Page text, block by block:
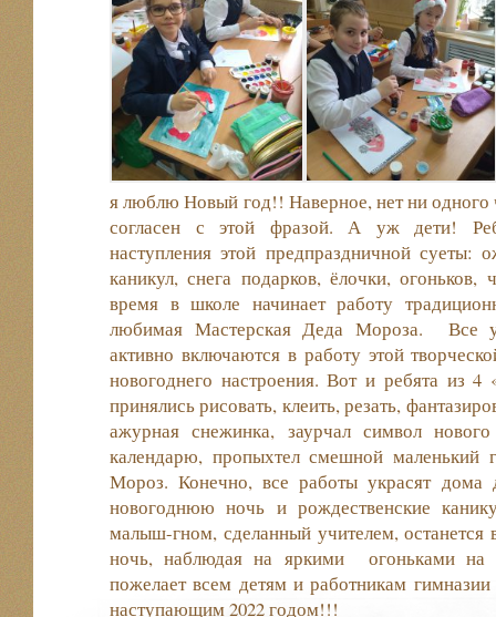
я люблю Новый год!! Наверное, нет ни одного
согласен с этой фразой. А уж дети!
наступления этой предпраздничной суеты:
каникул, снега подарков, ёлочки,
время в школе начинает работу
любимая Мастерская Деда Мороза. Все
активно включаются в работу этой
новогоднего настроения. Вот и ребята из 4
принялись рисовать, клеить, резать,
ажурная снежинка, заурчал символ
календарю, пропыхтел смешной
Мороз. Конечно, все работы украсят дома
новогоднюю ночь и рождественские
малыш-гном, сделанный учителем,
ночь, наблюдая на яркими огоньками на
пожелает всем детям и работникам
наступающим 2022 годом!!!